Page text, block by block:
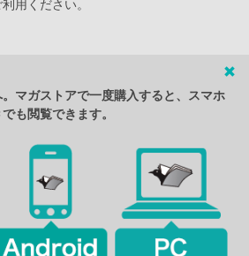
用ください。
マガストアで一度購入すると、スマホ
も閲覧できます。